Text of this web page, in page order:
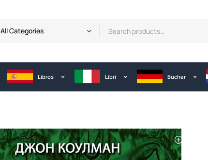
All Categories
Libros Libri Bücher